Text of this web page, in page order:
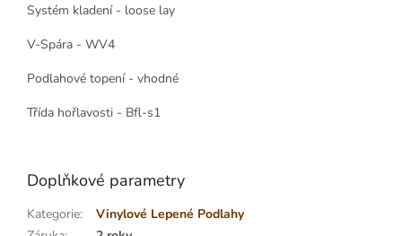
Systém kladení - loose lay
V-Spára - WV4
Podlahové topení - vhodné
Třída hořlavosti - Bfl-s1
Doplňkové parametry
Kategorie:
Vinylové Lepené Podlahy